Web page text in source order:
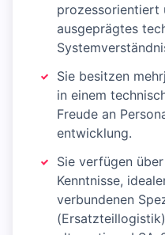
prozessorientiert
ausgeprägtes
Sie besitzen
in einem
Freude an
entwicklung.
Sie verfügen
Kenntnisse,
verbundenen